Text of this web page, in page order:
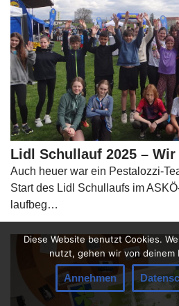
Lidl Schullauf 2025 –
Auch heuer war ein Pestalozzi-
Start des Lidl Schullaufs im
laufbeg…
Diese Website benutzt Cookies.
nutzt, gehen wir von deinem
Annehmen